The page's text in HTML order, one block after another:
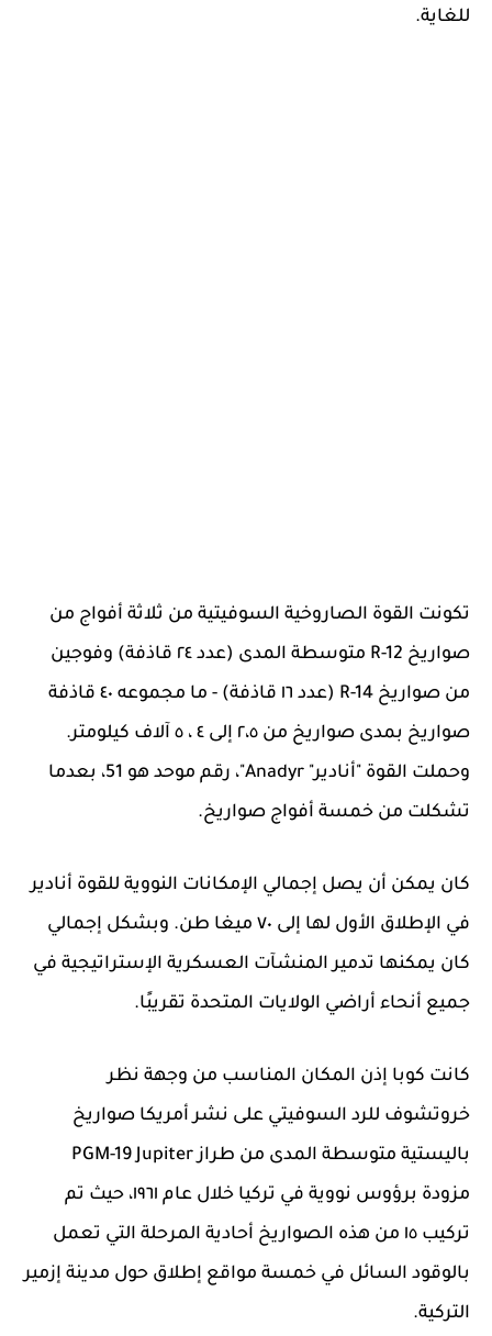
للغاية.
تكونت القوة الصاروخية السوفيتية من ثلاثة أفواج من
صواريخ R-12 متوسطة المدى (عدد ٢٤ قاذفة) وفوجين
من صواريخ R-14 (عدد ١٦ قاذفة) - ما مجموعه ٤٠ قاذفة
صواريخ بمدى صواريخ من ٢،٥ إلى ٤ ، ٥ آلاف كيلومتر.
وحملت القوة "أنادير" Anadyr"، رقم موحد هو 51، بعدما
تشكلت من خمسة أفواج صواريخ.
كان يمكن أن يصل إجمالي الإمكانات النووية للقوة أنادير
في الإطلاق الأول لها إلى ٧٠ ميغا طن. وبشكل إجمالي
كان يمكنها تدمير المنشآت العسكرية الإستراتيجية في
جميع أنحاء أراضي الولايات المتحدة تقريبًا.
كانت كوبا إذن المكان المناسب من وجهة نظر
خروتشوف للرد السوفيتي على نشر أمريكا صواريخ
باليستية متوسطة المدى من طراز PGM-19 Jupiter
مزودة برؤوس نووية في تركيا خلال عام ١٩٦١، حيث تم
تركيب ١٥ من هذه الصواريخ أحادية المرحلة التي تعمل
بالوقود السائل في خمسة مواقع إطلاق حول مدينة إزمير
التركية.